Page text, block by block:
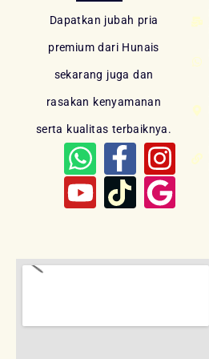
Dapatkan jubah pria
premium dari Hunais
sekarang juga dan
rasakan kenyamanan
serta kualitas terbaiknya.